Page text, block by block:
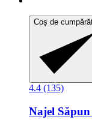
Coș de
4.4 (135)
Najel